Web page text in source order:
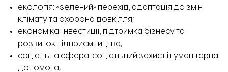
екологія: «зелений» перехід, адаптація до змін
клімату та охорона довкілля;
економіка: інвестиції, підтримка бізнесу та
розвиток підприємництва;
соціальна сфера: соціальний захист і гуманітарна
допомога;